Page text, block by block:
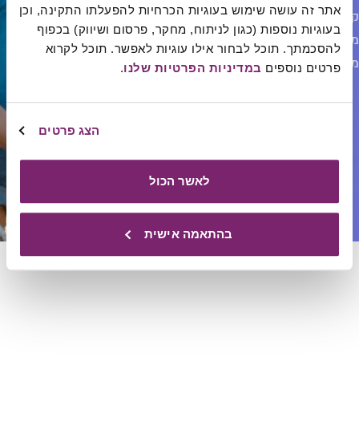
פרטים נוספים במדיניות הפרטיות שלנו.
הצג פרטים
לאשר הכול
בהתאמה אישית
קרן אריסון היא קרן פילנתרופית משפחתית פרטית הממומנת
מכספי המשפחה. הקרן הוקמה מתוך מחויבות פנימית של
משפחת אריסון לנתינה חזרה לקהילה.